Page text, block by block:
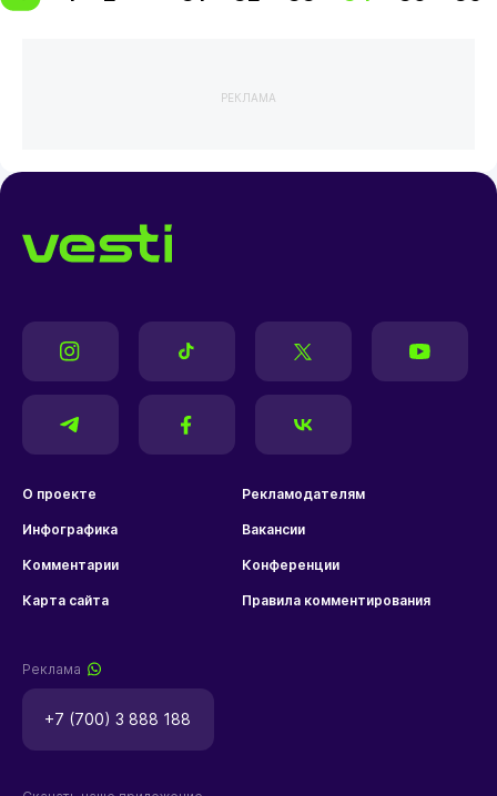
РЕКЛАМА
О проекте Рекламодателям
Инфографика Вакансии
Комментарии Конференции
Карта сайта Правила комментирования
Реклама
+7 (700) 3 888 188